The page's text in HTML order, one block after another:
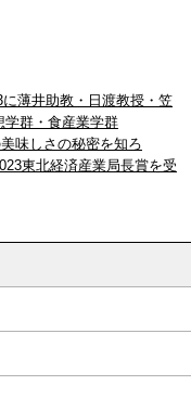
薄井助教・日渡教授・笠
学群・食産業学群
味しさの秘密を知ろ
東北経済産業局長賞を受